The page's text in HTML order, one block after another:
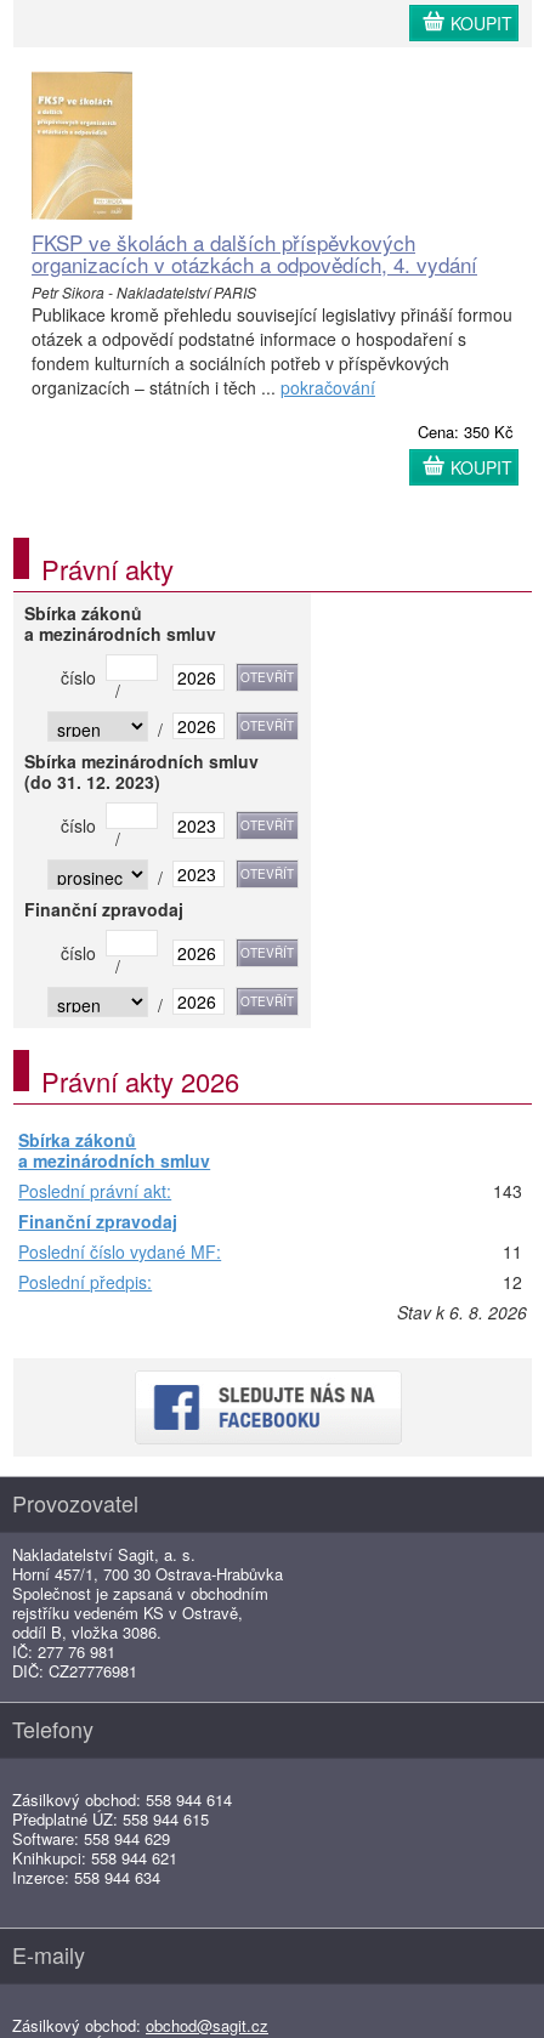
KOUPIT
FKSP ve školách a dalších příspěvkových
organizacích v otázkách a odpovědích, 4. vydání
Petr Sikora - Nakladatelství PARIS
Publikace kromě přehledu související legislativy přináší formou
otázek a odpovědí podstatné informace o hospodaření s
fondem kulturních a sociálních potřeb v příspěvkových
organizacích – státních i těch ... pokračování
Cena: 350 Kč
KOUPIT
Právní akty
Sbírka zákonů
a mezinárodních smluv
číslo
/
/
Sbírka mezinárodních smluv
(do 31. 12. 2023)
číslo
/
/
Finanční zpravodaj
číslo
/
/
Právní akty 2026
Sbírka zákonů
a mezinárodních smluv
Poslední právní akt:
143
Finanční zpravodaj
Poslední číslo vydané MF:
11
Poslední předpis:
12
Stav k 6. 8. 2026
Provozovatel
Nakladatelství Sagit, a. s.
Horní 457/1, 700 30 Ostrava-Hrabůvka
Společnost je zapsaná v obchodním
rejstříku vedeném KS v Ostravě,
oddíl B, vložka 3086.
IČ: 277 76 981
DIČ: CZ27776981
Telefony
Zásilkový obchod: 558 944 614
Předplatné ÚZ: 558 944 615
Software: 558 944 629
Knihkupci: 558 944 621
Inzerce: 558 944 634
E-maily
Zásilkový obchod: obchod@sagit.cz